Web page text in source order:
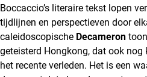
Boccaccio’s literaire tekst lopen
tijdlijnen en perspectieven door
caleidoscopische Decameron
geteisterd Hongkong, dat ook nog
het recente verleden. Het is een